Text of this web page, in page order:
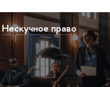
Нескучное право